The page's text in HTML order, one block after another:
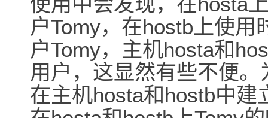
户Tomy，在hostb上使用
户Tomy，主机hosta和
用户，这显然有些不便
在主机hosta和hostb中建